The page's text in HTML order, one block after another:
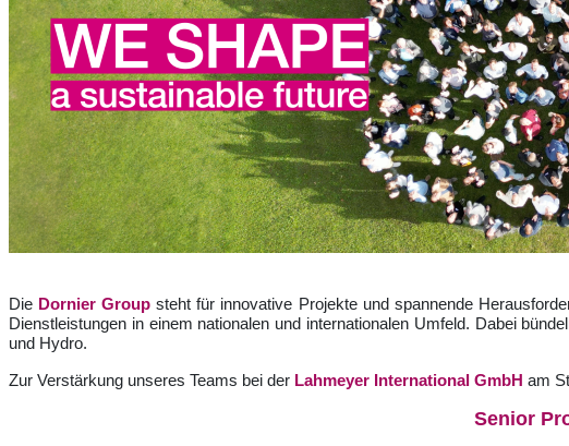
Die Dornier Group steht für innovative Projekte und spannende
Dienstleistungen in einem nationalen und internationalen Umfeld. Dabei
und Hydro.
Zur Verstärkung unseres Teams bei der Lahmeyer International GmbH am
Senior